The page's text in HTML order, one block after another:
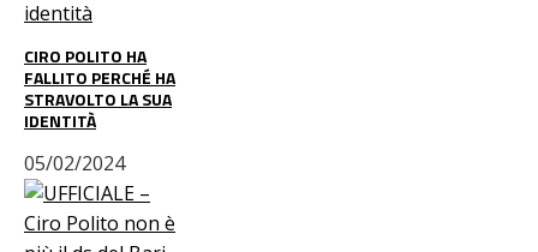
CIRO POLITO HA
FALLITO PERCHÉ HA
STRAVOLTO LA SUA
IDENTITÀ
05/02/2024